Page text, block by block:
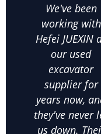
We've been
working with
Hefei JUEXIN
our used
excavator
supplier for
years now,
they've never
us down.